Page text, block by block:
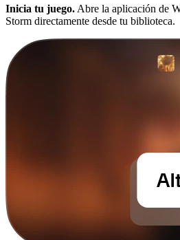
Inicia tu juego. Abre la aplicación de
Storm directamente desde tu biblioteca.